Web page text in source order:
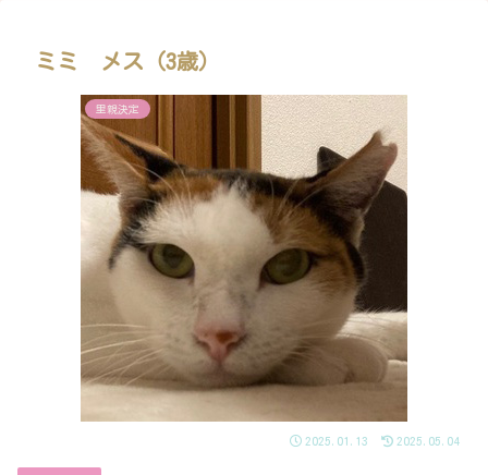
ミミ メス（3歳）
里親決定
2025.01.13 2025.05.04